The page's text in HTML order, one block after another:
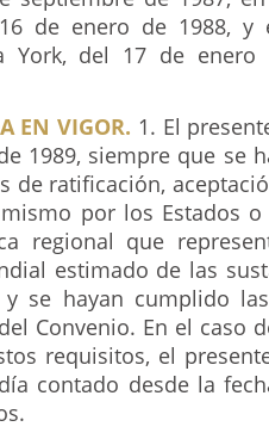
de enero de 1988, y
York, del 17 de
EN VIGOR. 1. El
1989, siempre que se
de ratificación,
por los Estados o
regional que
estimado de las
y se hayan cumplido
Convenio. En el caso
requisitos, el
contado desde la